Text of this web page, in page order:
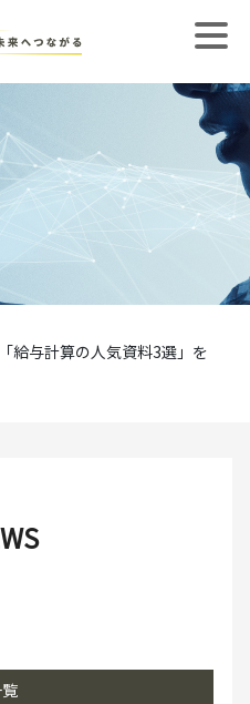
給与計算の人気資料3選」を